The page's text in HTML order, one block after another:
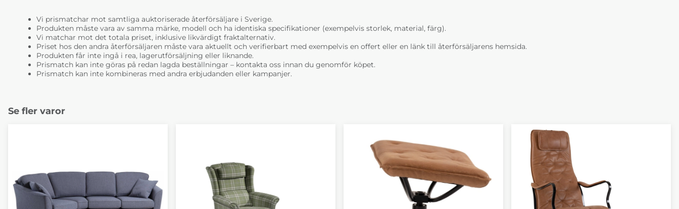
Vi prismatchar mot samtliga auktoriserade återförsäljare i Sverige.
Produkten måste vara av samma märke, modell och ha identiska specifikationer (exempelvis storlek, material, färg).
Vi matchar mot det totala priset, inklusive likvärdigt fraktalternativ.
Priset hos den andra återförsäljaren måste vara aktuellt och verifierbart med exempelvis en offert eller en länk till återförsäljarens hemsida.
Produkten får inte ingå i rea, lagerutförsäljning eller liknande.
Prismatch kan inte göras på redan lagda beställningar – kontakta oss innan du genomför köpet.
Prismatch kan inte kombineras med andra erbjudanden eller kampanjer.
Se fler varor